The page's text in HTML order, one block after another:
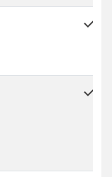
done
done